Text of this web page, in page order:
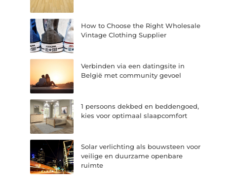
How to Choose the Right Wholesale
Vintage Clothing Supplier
Verbinden via een datingsite in
België met community gevoel
1 persoons dekbed en beddengoed,
kies voor optimaal slaapcomfort
Solar verlichting als bouwsteen voor
veilige en duurzame openbare
ruimte